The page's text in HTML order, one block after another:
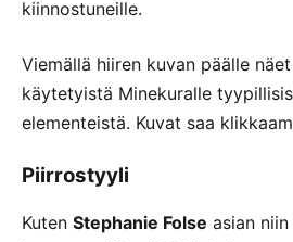
kiinnostuneille.
Viemällä hiiren kuvan päälle
käytetyistä Minekuralle
elementeistä. Kuvat saa
Piirrostyyli
Kuten Stephanie Folse asian